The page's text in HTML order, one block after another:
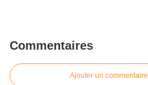
Commentaires
Ajouter un commentaire